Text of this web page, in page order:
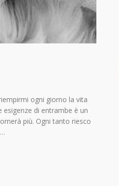
ogni giorno la vita
esigenze di entrambe è un
più. Ogni tanto riesco